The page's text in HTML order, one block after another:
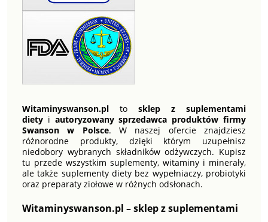
Witaminyswanson.pl to sklep z suplementami
diety i autoryzowany sprzedawca produktów firmy
Swanson w Polsce. W naszej ofercie znajdziesz
różnorodne produkty, dzięki którym uzupełnisz
niedobory wybranych składników odżywczych. Kupisz
tu przede wszystkim suplementy, witaminy i minerały,
ale także suplementy diety bez wypełniaczy, probiotyki
oraz preparaty ziołowe w różnych odsłonach.
Witaminyswanson.pl – sklep z suplementami